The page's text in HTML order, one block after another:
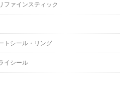
ファインスティック
トシール・リング
イシール